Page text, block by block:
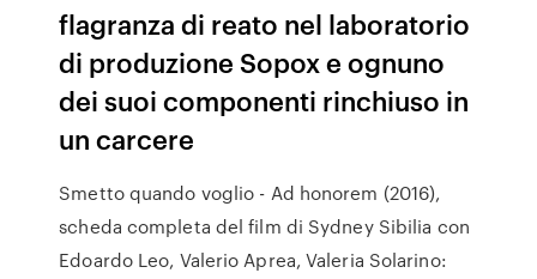
flagranza di reato nel laboratorio
di produzione Sopox e ognuno
dei suoi componenti rinchiuso in
un carcere
Smetto quando voglio - Ad honorem (2016),
scheda completa del film di Sydney Sibilia con
Edoardo Leo, Valerio Aprea, Valeria Solarino: